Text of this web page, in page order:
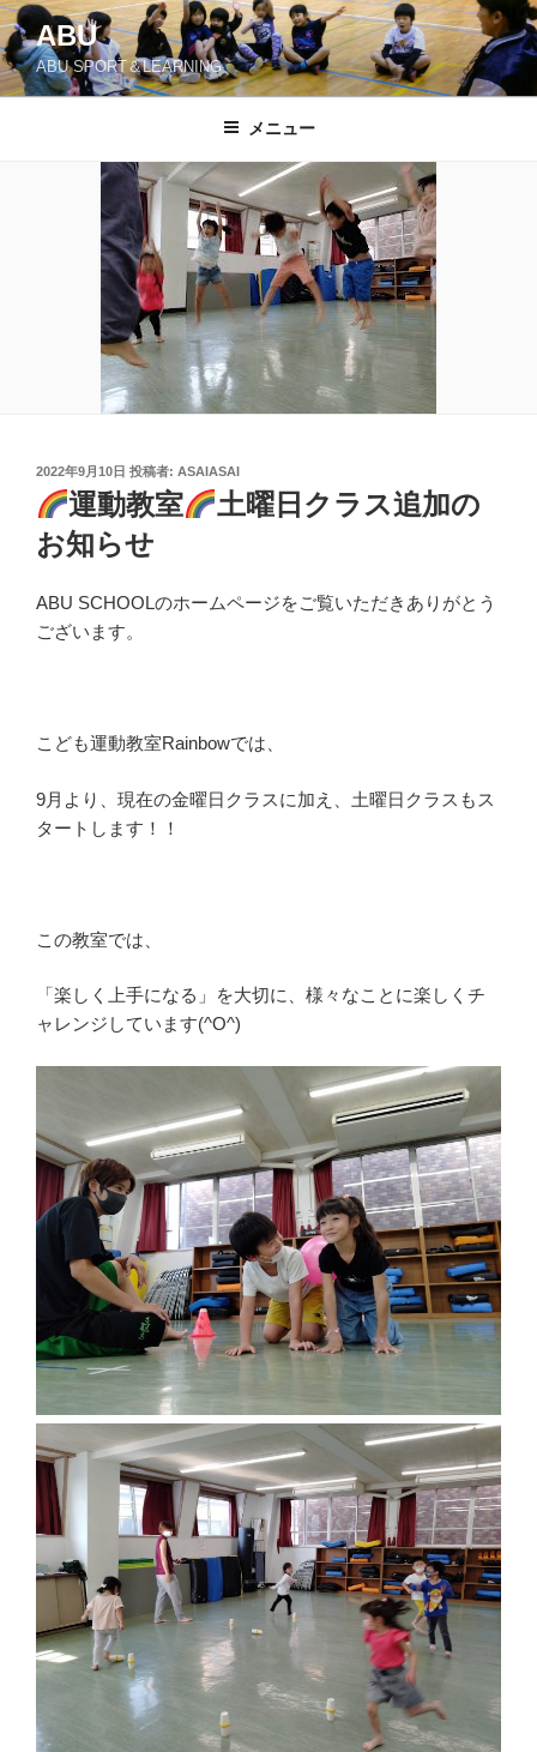
コ
ン
テ
ン
ABU
ABU SPORT＆LEARNING
メニュー
投
日:
2022年9月10日 投稿者: ASAIASAI
運動教室
土曜日クラス追加の
お知らせ
ABU SCHOOLのホームページをご覧いただきありがとう
ございます。
こども運動教室Rainbowでは、
9月より、現在の金曜日クラスに加え、土曜日クラスもス
タートします！！
この教室では、
「楽しく上手になる」を大切に、様々なことに楽しくチ
ャレンジしています(^O^)